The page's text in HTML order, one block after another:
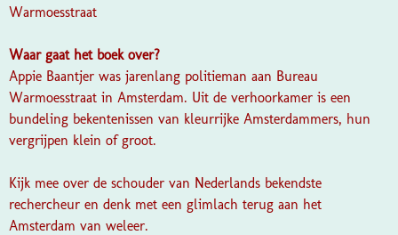
Warmoesstraat
Waar gaat het boek over?
Appie Baantjer was jarenlang politieman aan Bureau
Warmoesstraat in Amsterdam. Uit de verhoorkamer is een
bundeling bekentenissen van kleurrijke Amsterdammers, hun
vergrijpen klein of groot.
Kijk mee over de schouder van Nederlands bekendste
rechercheur en denk met een glimlach terug aan het
Amsterdam van weleer.